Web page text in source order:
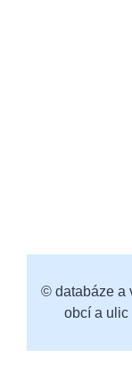
© databáze a
obcí a